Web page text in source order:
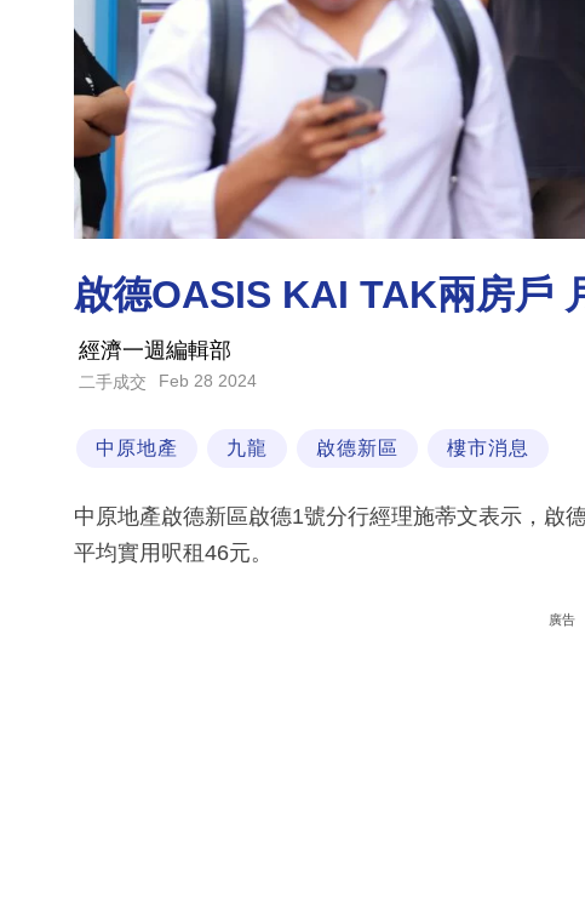
啟德OASIS KAI TAK兩房戶
經濟一週編輯部
二手成交 Feb 28 2024
中原地產 九龍 啟德新區 樓市消息
中原地產啟德新區啟德1號分行經理施蒂文表示，啟
平均實用呎租46元。
廣告